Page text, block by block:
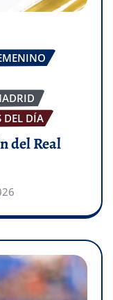
DEL DÍA
del Real